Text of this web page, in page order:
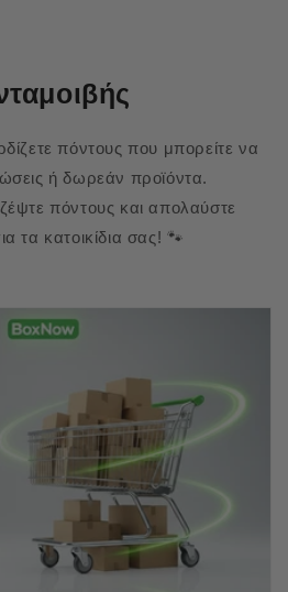
πόντους που μπορείτε να
ή δωρεάν προϊόντα.
πόντους και απολαύστε
τα κατοικίδια σας! 🐾